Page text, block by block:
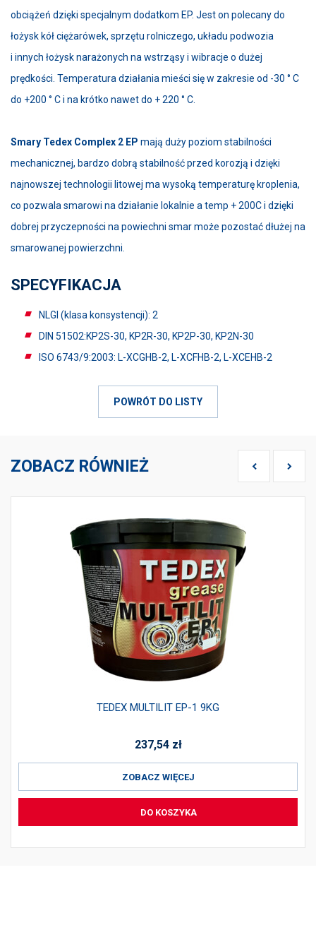
obciążeń dzięki specjalnym dodatkom EP. Jest on polecany do
łożysk kół ciężarówek, sprzętu rolniczego, układu podwozia
i innych łożysk narażonych na wstrząsy i wibracje o dużej
prędkości. Temperatura działania mieści się w zakresie od -30 ° C
do +200 ° C i na krótko nawet do + 220 ° C.
Smary Tedex Complex 2 EP mają duży poziom stabilności
mechanicznej, bardzo dobrą stabilność przed korozją i dzięki
najnowszej technologii litowej ma wysoką temperaturę kroplenia,
co pozwala smarowi na działanie lokalnie a temp + 200C i dzięki
dobrej przyczepności na powiechni smar może pozostać dłużej na
smarowanej powierzchni.
SPECYFIKACJA
NLGI (klasa konsystencji): 2
DIN 51502:KP2S-30, KP2R-30, KP2P-30, KP2N-30
ISO 6743/9:2003: L-XCGHB-2, L-XCFHB-2, L-XCEHB-2
POWRÓT DO LISTY
ZOBACZ RÓWNIEŻ
TEDEX MULTILIT EP-1 9KG
237,54 zł
ZOBACZ WIĘCEJ
DO KOSZYKA